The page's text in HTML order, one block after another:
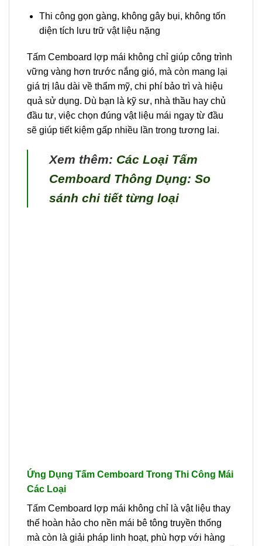
Thi công gọn gàng, không gây bụi, không tốn
diện tích lưu trữ vật liệu nặng
Tấm Cemboard lợp mái không chỉ giúp công trình
vững vàng hơn trước nắng gió, mà còn mang lại
giá trị lâu dài về thẩm mỹ, chi phí bảo trì và hiệu
quả sử dụng. Dù bạn là kỹ sư, nhà thầu hay chủ
đầu tư, việc chọn đúng vật liệu mái ngay từ đầu
sẽ giúp tiết kiệm gấp nhiều lần trong tương lai.
Xem thêm: Các Loại Tấm
Cemboard Thông Dụng: So
sánh chi tiết từng loại
Ứng Dụng Tấm Cemboard Trong Thi Công Mái
Các Loại
Tấm Cemboard lợp mái không chỉ là vật liệu thay
thế hoàn hảo cho nền mái bê tông truyền thống
mà còn là giải pháp linh hoạt, phù hợp với hàng